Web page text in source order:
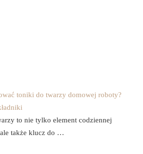
toniki do twarzy domowej roboty?
to nie tylko element codziennej
także klucz do …